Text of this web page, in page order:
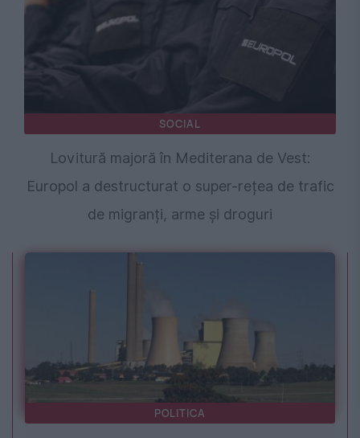
SOCIAL
Lovitură majoră în Mediterana de Vest:
Europol a destructurat o super-rețea de trafic
de migranți, arme și droguri
POLITICA